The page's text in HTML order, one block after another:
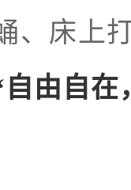
、床上
自由自在